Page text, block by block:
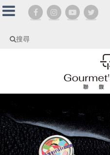
搜尋